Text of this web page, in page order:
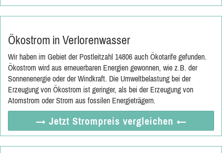
Ökostrom in Verlorenwasser
Wir haben im Gebiet der Postleitzahl 14806 auch Ökotarife gefunden.
Ökostrom wird aus erneuerbaren Energien gewonnen, wie z.B. der
Sonnenenergie oder der Windkraft. Die Umweltbelastung bei der
Erzeugung von Ökostrom ist geringer, als bei der Erzeugung von
Atomstrom oder Strom aus fossilen Energieträgern.
→ Jetzt Strompreis vergleichen ←